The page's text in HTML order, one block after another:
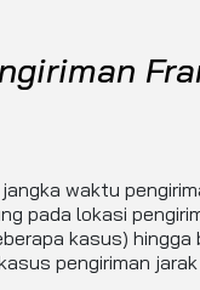
waktu
pada lokasi
kasus) hingga
pengiriman jarak